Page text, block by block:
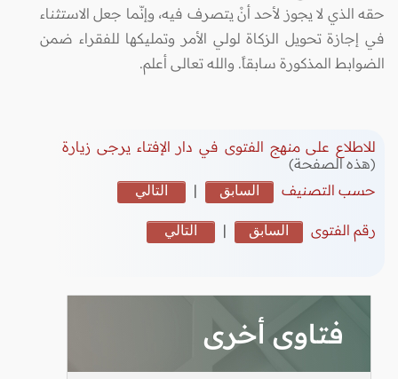
حقه الذي لا يجوز لأحد أنْ يتصرف فيه، وإنّما جعل الاستثناء
في إجازة تحويل الزكاة لولي الأمر وتمليكها للفقراء ضمن
الضوابط المذكورة سابقاً. والله تعالى أعلم.
للاطلاع على منهج الفتوى في دار الإفتاء يرجى زيارة
(هذه الصفحة)
حسب التصنيف
السابق | التالي
رقم الفتوى السابق | التالي
فتاوى أخرى